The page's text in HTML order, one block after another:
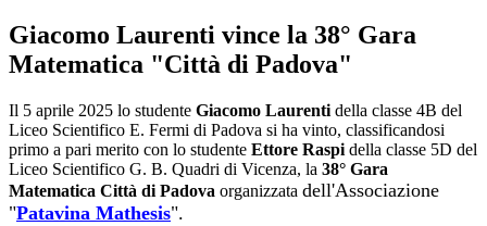
Giacomo Laurenti vince la 38° Gara
Matematica "Città di Padova"
Il 5 aprile 2025 lo studente Giacomo Laurenti della classe 4B del
Liceo Scientifico E. Fermi di Padova si ha vinto, classificandosi
primo a pari merito con lo studente Ettore Raspi della classe 5D del
Liceo Scientifico G. B. Quadri di Vicenza, la 38° Gara
Matematica Città di Padova organizzata dell'Associazione
"Patavina Mathesis".